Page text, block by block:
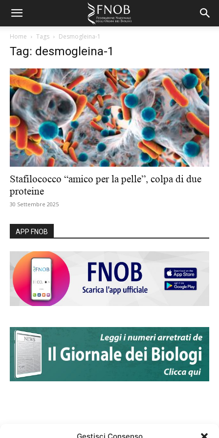
Home Tags Desmogleina-1
Tag: desmogleina-1
Stafilococco “amico per la pelle”, colpa di due
proteine
30 Settembre 2025
APP FNOB